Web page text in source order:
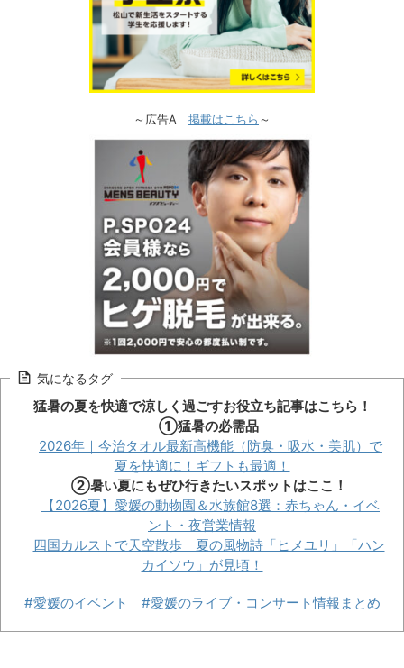
～広告A 掲載はこちら ～
気になるタグ
猛暑の夏を快適で涼しく過ごすお役立ち記事はこちら！
①猛暑の必需品
2026年｜今治タオル最新高機能（防臭・吸水・美肌）で
夏を快適に！ギフトも最適！
②暑い夏にもぜひ行きたいスポットはここ！
【2026夏】愛媛の動物園＆水族館8選：赤ちゃん・イベ
ント・夜営業情報
四国カルストで天空散歩 夏の風物詩「ヒメユリ」「ハン
カイソウ」が見頃！
#愛媛のイベント #愛媛のライブ・コンサート情報まとめ